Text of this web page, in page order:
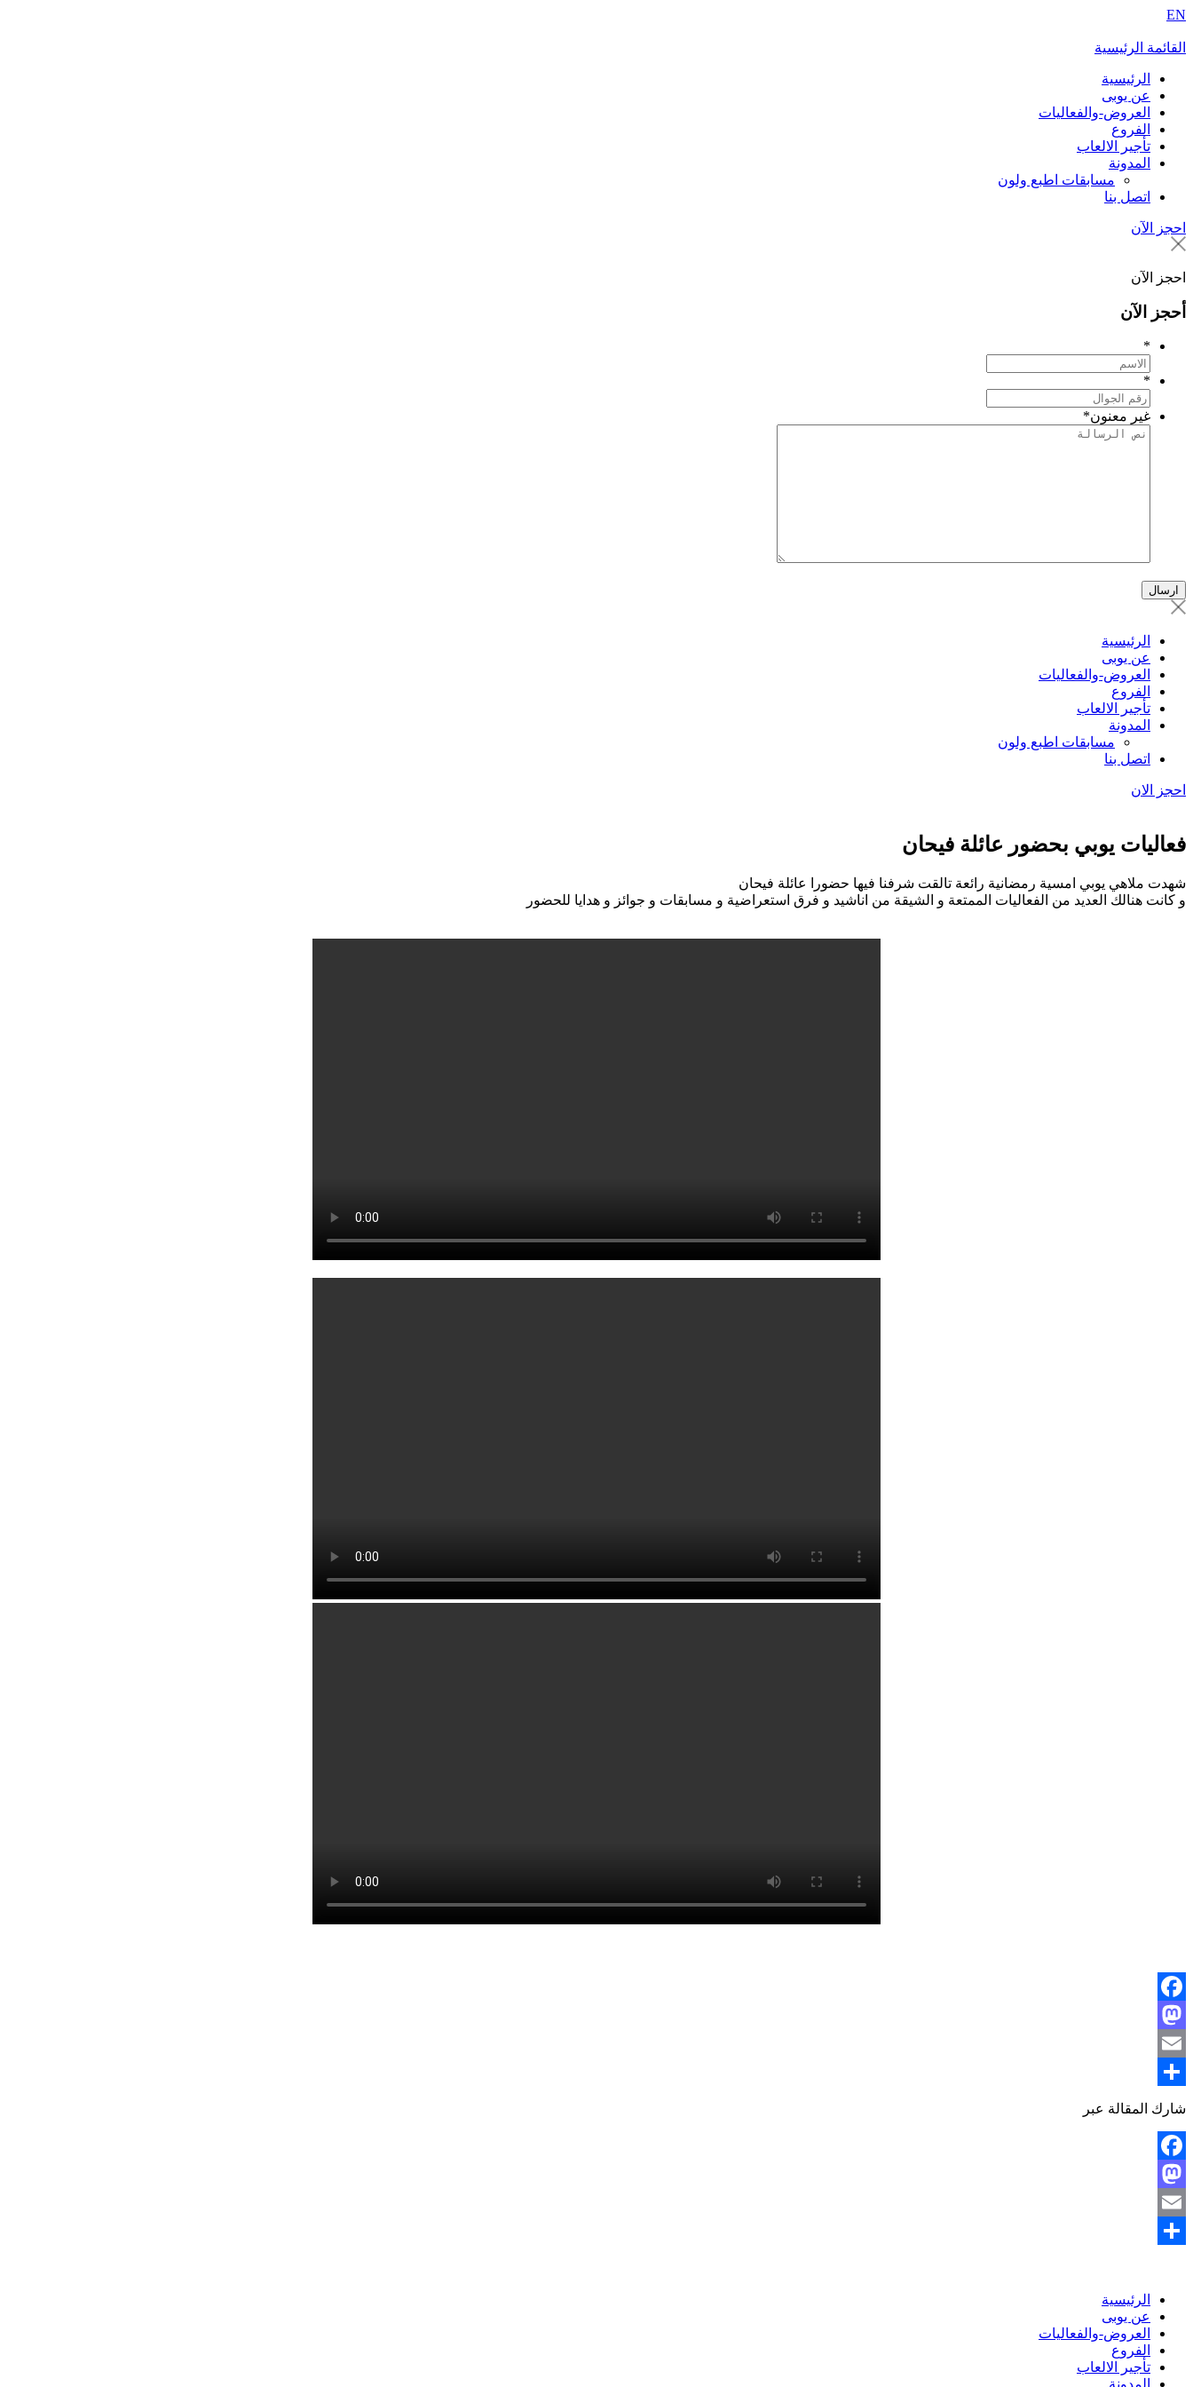
EN
القائمة الرئيسية
الرئيسية
عن يوبى
العروض-والفعاليات
الفروع
تأجير الالعاب
المدونة
مسابقات اطبع ولون
اتصل بنا
احجز الآن
احجز الآن
أحجز الآن
*
*
غير معنون*
الرئيسية
عن يوبى
العروض-والفعاليات
الفروع
تأجير الالعاب
المدونة
مسابقات اطبع ولون
اتصل بنا
احجز الان
فعاليات يوبي بحضور عائلة فيحان
شهدت ملاهي يوبي امسية رمضانية رائعة تالقت شرفنا فيها حضورا عائلة فيحان
و كانت هنالك العديد من الفعاليات الممتعة و الشيقة من اناشيد و فرق استعراضية و مسابقات و جوائز و هدايا للحضور
Facebook
Mastodon
Email
نشر
شارك المقالة عبر
Facebook
Mastodon
Email
الرئيسية
عن يوبى
العروض-والفعاليات
الفروع
تأجير الالعاب